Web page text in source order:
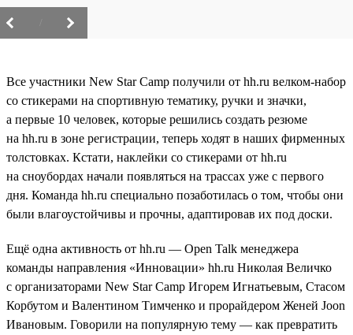
Все участники New Star Camp получили от hh.ru велком-набор
со стикерами на спортивную тематику, ручки и значки,
а первые 10 человек, которые решились создать резюме
на hh.ru в зоне регистрации, теперь ходят в наших фирменных
толстовках. Кстати, наклейки со стикерами от hh.ru
на сноубордах начали появляться на трассах уже с первого
дня. Команда hh.ru специально позаботилась о том, чтобы они
были влагоустойчивы и прочны, адаптировав их под доски.
Ещё одна активность от hh.ru — Open Talk менеджера
команды направления «Инновации» hh.ru Николая Величко
с организаторами New Star Camp Игорем Игнатьевым, Стасом
Корбутом и Валентином Тимченко и прорайдером Женей Joon
Ивановым. Говорили на популярную тему — как превратить